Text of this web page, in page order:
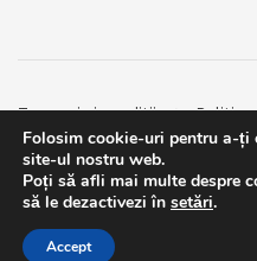
Termeni si conditii
Politica
Facebook
Contact
© 2019bpnews- Business &
Folosim cookie-uri pentru a-ți
site-ul nostru web.
Poți să afli mai multe despre
să le dezactivezi în setări.
Accept
This website uses GDPR
website you are giving
Privacy and Cookie